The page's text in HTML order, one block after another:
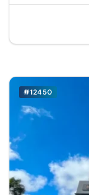
#12450